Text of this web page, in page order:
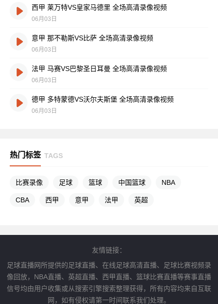
西甲 莱万特VS皇家马德里 全场高清录像视频
06月03日
意甲 那不勒斯VS比萨 全场高清录像视频
06月03日
法甲 马赛VS巴黎圣日耳曼 全场高清录像视频
06月03日
德甲 多特蒙德VS沃尔夫斯堡 全场高清录像视频
06月03日
热门标签 TAGS
比赛录像 足球 篮球 中国篮球 NBA
CBA 西甲 意甲 法甲 英超
友情链接：
足球直播网所提供的足球直播、在线足球高清直播、足球比赛视频录
像回放，NBA直播、英超直播、西甲直播、篮球比赛直播等赛事直播
信号均由用户收集或从搜索引擎搜索整理获得，所有内容均来自互联
网，如有侵权请第一时间联系我们处理。